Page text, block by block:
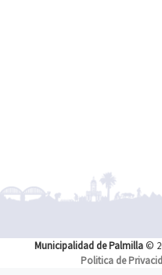
Municipalidad de Palmilla©
Politica de